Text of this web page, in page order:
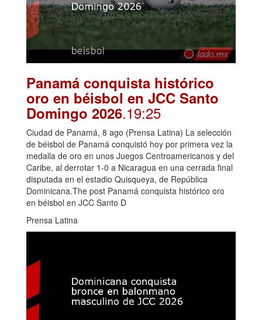
Panamá conquista histórico
oro en béisbol en JCC Santo
Domingo 2026.19:25
Ciudad de Panamá, 8 ago (Prensa Latina) La selección
de béisbol de Panamá conquistó hoy por primera vez la
medalla de oro en unos Juegos Centroamericanos y del
Caribe, al derrotar 1-0 a Nicaragua en una cerrada final
disputada en el estadio Quisqueya, de República
Dominicana.The post Panamá conquista histórico oro
en béisbol en JCC Santo D
Prensa Latina